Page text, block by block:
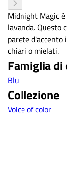
Midnight Magic
lavanda. Questo
parete d'accento
chiari o mielati.
Famiglia di
Blu
Collezione
Voice of color